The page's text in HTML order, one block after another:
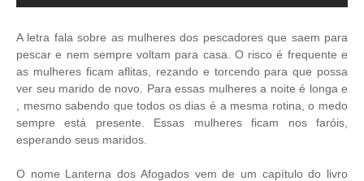
A letra fala sobre as mulheres dos pescadores que saem para
pescar e nem sempre voltam para casa. O risco é frequente e
as mulheres ficam aflitas, rezando e torcendo para que possa
ver seu marido de novo. Para essas mulheres a noite é longa e
, mesmo sabendo que todos os dias é a mesma rotina, o medo
sempre está presente. Essas mulheres ficam nos faróis,
esperando seus maridos.
O nome Lanterna dos Afogados vem de um capítulo do livro